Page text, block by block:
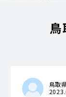
鳥取